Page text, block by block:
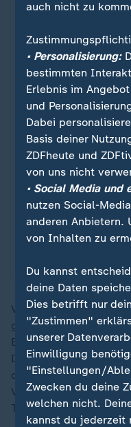
Sport
Schland in
Vor der WM 2006
Abgrund. Jürgen
scheitern – bis sein
Vozinha war nur
gestanden: Nach
Ball an den Pfosten,
Distanz ins Tor ab -
danach auch der VAR
Vozinhas Mutter
Tribüne mit.
auch nicht zu
• Personalisierung:
bestimmten
Erlebnis im
und
Dabei
Basis deiner
ZDFheute und
von uns nicht
• Social Media und
nutzen Social-
anderen Anbietern.
von Inhalten zu
Du kannst
deine Daten
Dies betrifft nur
"Zustimmen"
unserer
Einwilligung
"Einstellungen/
Zwecken du deine
welchen nicht.
kannst du jederzeit